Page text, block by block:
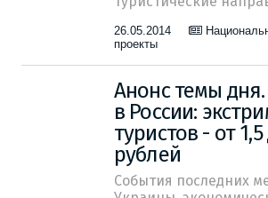
26.05.2014
проекты
Анонс темы
в России:
туристов - от
рублей
События последних